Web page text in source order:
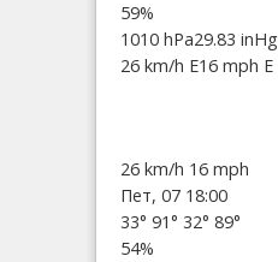
59%
1010 hPa29.83 inHg
26 km/h E16 mph E
26 km/h 16 mph
Пет, 07 18:00
33° 91° 32° 89°
54%